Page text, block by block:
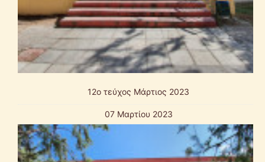
12o τεύχος Μάρτιος 2023
07 Μαρτίου 2023